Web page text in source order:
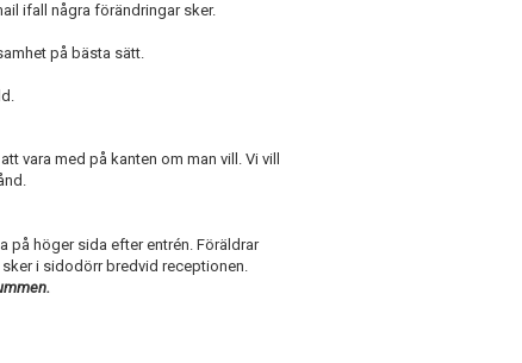
ifall några förändringar sker.
på bästa sätt.
vara med på kanten om man vill. Vi vill
på höger sida efter entrén. Föräldrar
i sidodörr bredvid receptionen.